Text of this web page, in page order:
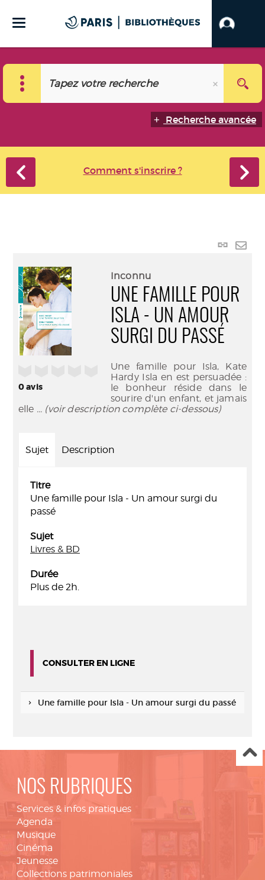
Recherche avancée
Comment s'inscrire ?
Lien
0avis
Inconnu
UNE FAMILLE POUR
ISLA - UN AMOUR
SURGI DU PASSÉ
Une famille pour Isla, Kate
Hardy Isla en est persuadée :
le bonheur réside dans le
sourire d'un enfant, et jamais
elle ... (voir description complète ci-dessous)
Sujet Description
Titre
Une famille pour Isla - Un amour surgi du
passé
Sujet
Livres & BD
Durée
Plus de 2h.
CONSULTER EN LIGNE
Une famille pour Isla - Un amour surgi du passé
NOS RUBRIQUES
Services & infos pratiques
Agenda
Musique
Cinéma
Jeunesse
Collections patrimoniales